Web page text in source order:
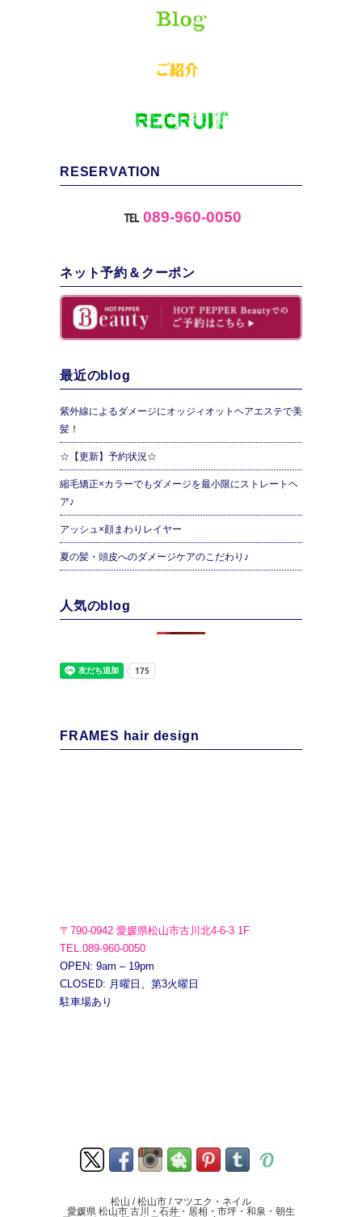
RESERVATION
℡ 089-960-0050
ネット予約＆クーポン
最近のblog
紫外線によるダメージにオッジィオットヘアエステで美
髪！
☆【更新】予約状況☆
縮毛矯正×カラーでもダメージを最小限にストレートヘ
ア♪
アッシュ×顔まわりレイヤー
夏の髪・頭皮へのダメージケアのこだわり♪
人気のblog
FRAMES hair design
〒790-0942 愛媛県松山市古川北4-6-3 1F
TEL.089-960-0050
OPEN: 9am – 19pm
CLOSED: 月曜日、第3火曜日
駐車場あり
松山 / 松山市 / マツエク・ネイル
愛媛県 松山市 古川・石井・居相・市坪・和泉・朝生